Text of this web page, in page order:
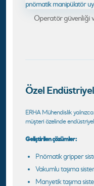
Operatör güvenliği
Özel
ERHA Mühendislik
müşteri özelinde
Geliştirilen çözümler:
Pnömatik gripper
Vakumlu taşıma
Manyetik taşıma